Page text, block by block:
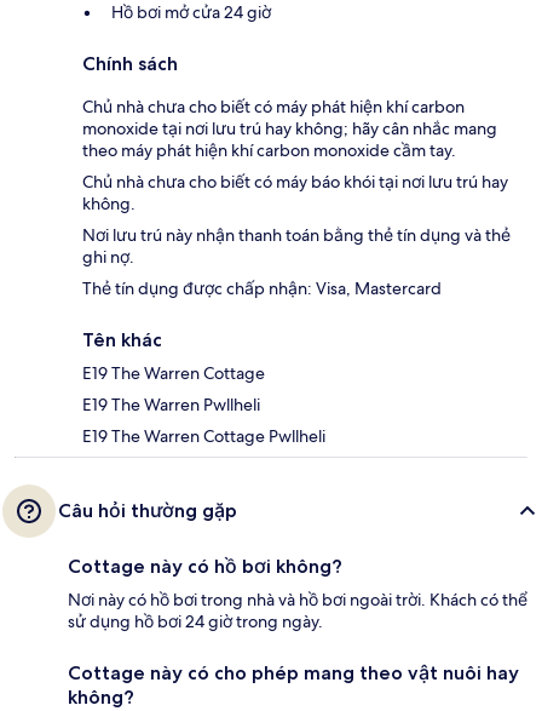
Hồ bơi mở cửa 24 giờ
Chính sách
Chủ nhà chưa cho biết có máy phát hiện khí carbon
monoxide tại nơi lưu trú hay không; hãy cân nhắc mang
theo máy phát hiện khí carbon monoxide cầm tay.
Chủ nhà chưa cho biết có máy báo khói tại nơi lưu trú hay
không.
Nơi lưu trú này nhận thanh toán bằng thẻ tín dụng và thẻ
ghi nợ.
Thẻ tín dụng được chấp nhận: Visa, Mastercard
Tên khác
E19 The Warren Cottage
E19 The Warren Pwllheli
E19 The Warren Cottage Pwllheli
Câu hỏi thường gặp
Cottage này có hồ bơi không?
Nơi này có hồ bơi trong nhà và hồ bơi ngoài trời. Khách có thể
sử dụng hồ bơi 24 giờ trong ngày.
Cottage này có cho phép mang theo vật nuôi hay
không?